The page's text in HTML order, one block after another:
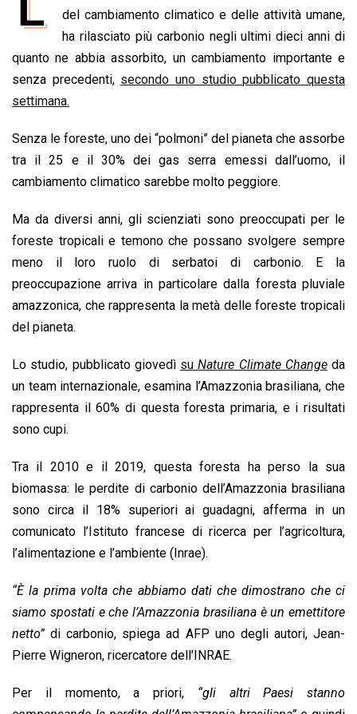
o
o
k
t
s
A
p
k
e
d
e
a
d
s
i
l
y
L
i
n
n
t
del cambiamento climatico e delle attività umane,
ha rilasciato più carbonio negli ultimi dieci anni di
quanto ne abbia assorbito, un cambiamento importante e
senza precedenti, secondo uno studio pubblicato questa
settimana.
Senza le foreste, uno dei “polmoni” del pianeta che assorbe
tra il 25 e il 30% dei gas serra emessi dall’uomo, il
cambiamento climatico sarebbe molto peggiore.
Ma da diversi anni, gli scienziati sono preoccupati per le
foreste tropicali e temono che possano svolgere sempre
meno il loro ruolo di serbatoi di carbonio. E la
preoccupazione arriva in particolare dalla foresta pluviale
amazzonica, che rappresenta la metà delle foreste tropicali
del pianeta.
Lo studio, pubblicato giovedì suNature Climate Changeda
un team internazionale, esamina l’Amazzonia brasiliana, che
rappresenta il 60% di questa foresta primaria, e i risultati
sono cupi.
Tra il 2010 e il 2019, questa foresta ha perso la sua
biomassa: le perdite di carbonio dell’Amazzonia brasiliana
sono circa il 18% superiori ai guadagni, afferma in un
comunicato l’Istituto francese di ricerca per l’agricoltura,
l’alimentazione e l’ambiente (Inrae).
“È la prima volta che abbiamo dati che dimostrano che ci
siamo spostati e che l’Amazzonia brasiliana è un emettitore
netto”di carbonio, spiega ad AFP uno degli autori, Jean-
Pierre Wigneron, ricercatore dell’INRAE.
Per il momento, a priori, “gli altri Paesi stanno